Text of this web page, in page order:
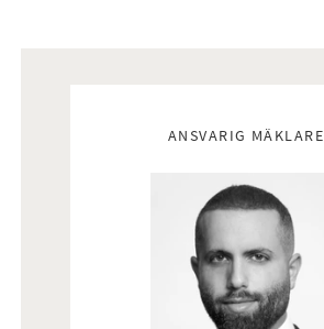
ANSVARIG MÄKLARE